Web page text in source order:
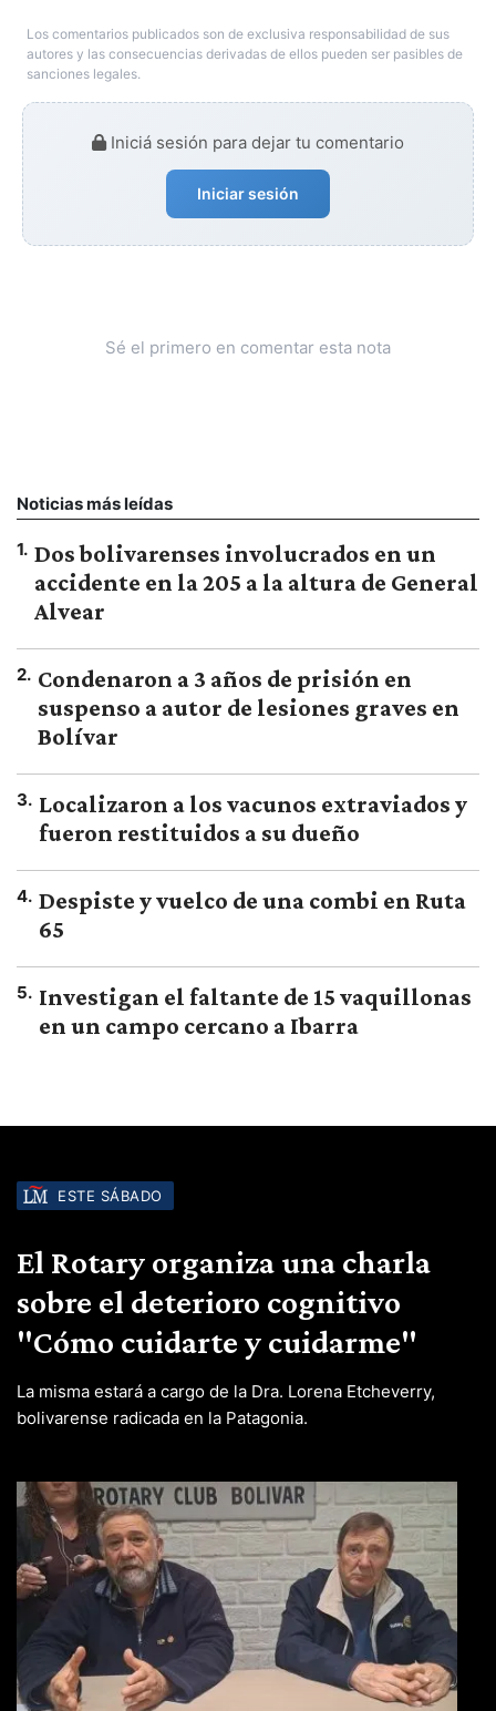
Los comentarios publicados son de exclusiva responsabilidad de sus
autores y las consecuencias derivadas de ellos pueden ser pasibles de
sanciones legales.
Iniciá sesión para dejar tu comentario
Iniciar sesión
Sé el primero en comentar esta nota
Noticias más leídas
1. Dos bolivarenses involucrados en un
accidente en la 205 a la altura de General
Alvear
2. Condenaron a 3 años de prisión en
suspenso a autor de lesiones graves en
Bolívar
3. Localizaron a los vacunos extraviados y
fueron restituidos a su dueño
4. Despiste y vuelco de una combi en Ruta
65
5. Investigan el faltante de 15 vaquillonas
en un campo cercano a Ibarra
ESTE SÁBADO
El Rotary organiza una charla
sobre el deterioro cognitivo
"Cómo cuidarte y cuidarme"
La misma estará a cargo de la Dra. Lorena Etcheverry,
bolivarense radicada en la Patagonia.